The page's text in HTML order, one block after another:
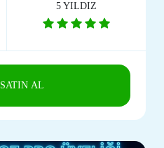
5 YILDIZ
ŞİMDİ SATIN AL